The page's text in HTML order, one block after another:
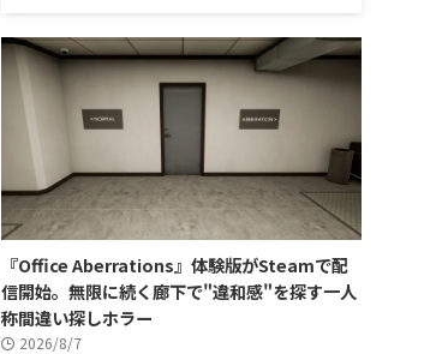
『Office Aberrations』体験版がSteamで配
信開始。無限に続く廊下で"違和感"を探す一人
称間違い探しホラー
2026/8/7